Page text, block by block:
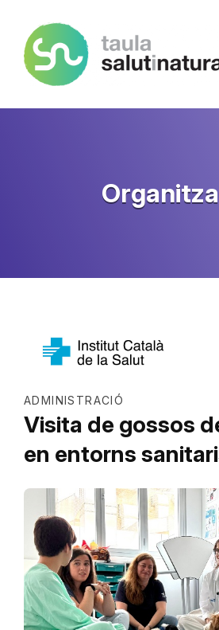
Taula Salut I Natura
ADMINISTRACIÓ
Visita de gossos
en entorns